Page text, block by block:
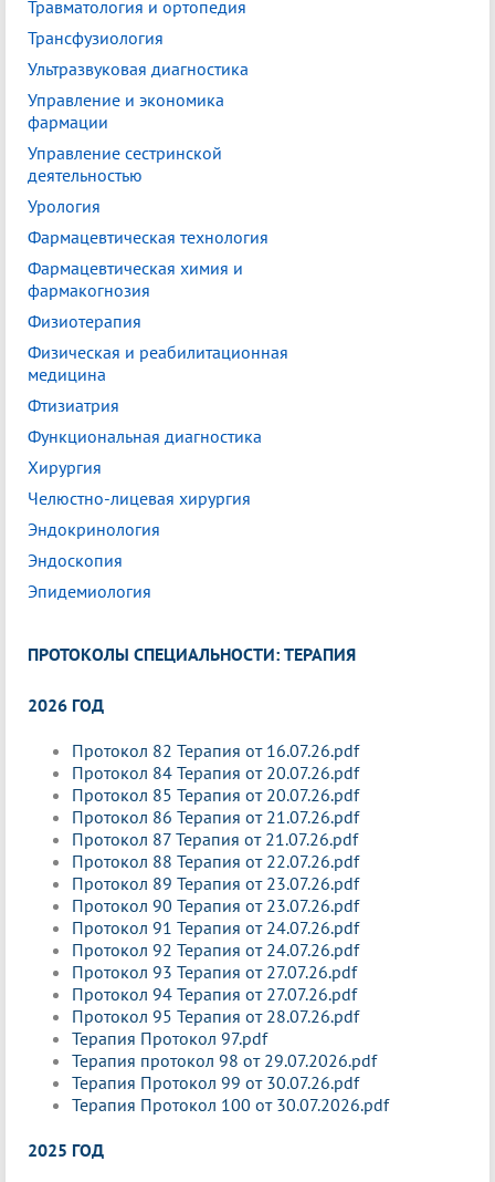
Травматология и ортопедия
Трансфузиология
Ультразвуковая диагностика
Управление и экономика
фармации
Управление сестринской
деятельностью
Урология
Фармацевтическая технология
Фармацевтическая химия и
фармакогнозия
Физиотерапия
Физическая и реабилитационная
медицина
Фтизиатрия
Функциональная диагностика
Хирургия
Челюстно-лицевая хирургия
Эндокринология
Эндоскопия
Эпидемиология
ПРОТОКОЛЫ СПЕЦИАЛЬНОСТИ: ТЕРАПИЯ
2026 ГОД
Протокол 82 Терапия от 16.07.26.pdf
Протокол 84 Терапия от 20.07.26.pdf
Протокол 85 Терапия от 20.07.26.pdf
Протокол 86 Терапия от 21.07.26.pdf
Протокол 87 Терапия от 21.07.26.pdf
Протокол 88 Терапия от 22.07.26.pdf
Протокол 89 Терапия от 23.07.26.pdf
Протокол 90 Терапия от 23.07.26.pdf
Протокол 91 Терапия от 24.07.26.pdf
Протокол 92 Терапия от 24.07.26.pdf
Протокол 93 Терапия от 27.07.26.pdf
Протокол 94 Терапия от 27.07.26.pdf
Протокол 95 Терапия от 28.07.26.pdf
Терапия Протокол 97.pdf
Терапия протокол 98 от 29.07.2026.pdf
Терапия Протокол 99 от 30.07.26.pdf
Терапия Протокол 100 от 30.07.2026.pdf
2025 ГОД